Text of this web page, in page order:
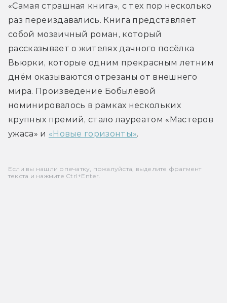
«Самая страшная книга», с тех пор несколько
раз переиздавались. Книга представляет
собой мозаичный роман, который
рассказывает о жителях дачного посёлка
Вьюрки, которые одним прекрасным летним
днём оказываются отрезаны от внешнего
мира. Произведение Бобылёвой
номинировалось в рамках нескольких
крупных премий, стало лауреатом «Мастеров
ужаса» и «Новые горизонты».
Если вы нашли опечатку, пожалуйста, выделите фрагмент
текста и нажмите Ctrl+Enter.